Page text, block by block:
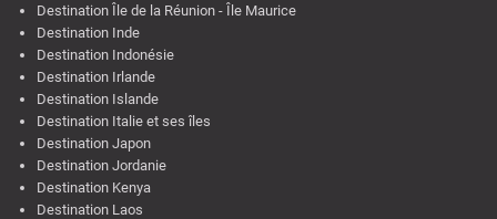
Destination Île de la Réunion - Île Maurice
Destination Inde
Destination Indonésie
Destination Irlande
Destination Islande
Destination Italie et ses îles
Destination Japon
Destination Jordanie
Destination Kenya
Destination Laos